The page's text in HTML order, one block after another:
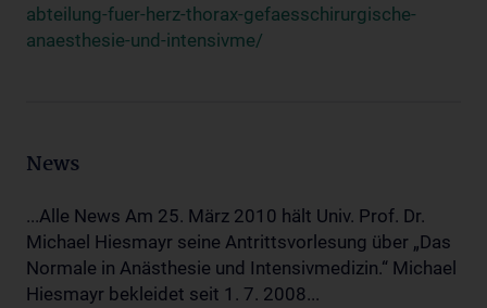
abteilung-fuer-herz-thorax-gefaesschirurgische-
anaesthesie-und-intensivme/
News
...Alle News Am 25. März 2010 hält Univ. Prof. Dr.
Michael Hiesmayr seine Antrittsvorlesung über „Das
Normale in Anästhesie und Intensivmedizin.“ Michael
Hiesmayr bekleidet seit 1. 7. 2008...